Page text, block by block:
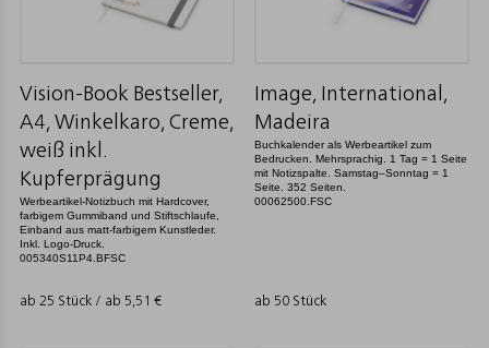
Vision-Book Bestseller,
A4, Winkelkaro, Creme,
weiß inkl.
Kupferprägung
Werbeartikel-Notizbuch mit Hardcover,
farbigem Gummiband und Stiftschlaufe,
Einband aus matt-farbigem Kunstleder.
Inkl. Logo-Druck.
005340S11P4.BFSC
ab 25 Stück / ab 5,51 €
Image, International,
Madeira
Buchkalender als Werbeartikel zum
Bedrucken. Mehrsprachig. 1 Tag = 1 Seite
mit Notizspalte. Samstag–Sonntag = 1
Seite. 352 Seiten.
00062500.FSC
ab 50 Stück